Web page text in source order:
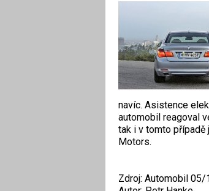
navíc. Asistence
automobil reagoval
tak i v tomto případě
Motors.
Zdroj: Automobil 05/